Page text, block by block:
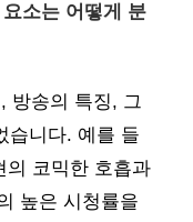
소는 어떻게 분
방송의 특징, 그
습니다. 예를 들
의 코믹한 호흡과
높은 시청률을